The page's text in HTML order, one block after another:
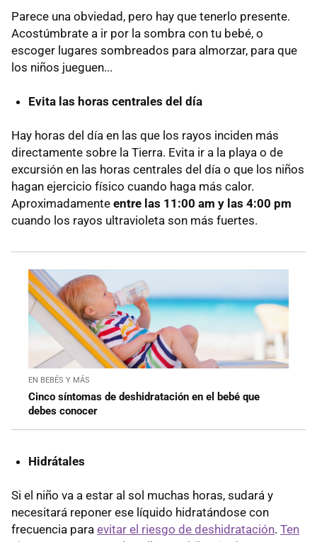
Parece una obviedad, pero hay que tenerlo presente.
Acostúmbrate a ir por la sombra con tu bebé, o
escoger lugares sombreados para almorzar, para que
los niños jueguen...
Evita las horas centrales del día
Hay horas del día en las que los rayos inciden más
directamente sobre la Tierra. Evita ir a la playa o de
excursión en las horas centrales del día o que los niños
hagan ejercicio físico cuando haga más calor.
Aproximadamente entre las 11:00 am y las 4:00 pm
cuando los rayos ultravioleta son más fuertes.
EN BEBÉS Y MÁS
Cinco síntomas de deshidratación en el bebé que
debes conocer
Hidrátales
Si el niño va a estar al sol muchas horas, sudará y
necesitará reponer ese líquido hidratándose con
frecuencia para evitar el riesgo de deshidratación. Ten